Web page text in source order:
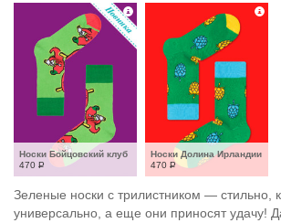
Носки Бойцовский клуб
470 Р
Носки Долина Ирландии
470 Р
Зеленые носки с трилистником — стильно,
универсально, а еще они приносят удачу!